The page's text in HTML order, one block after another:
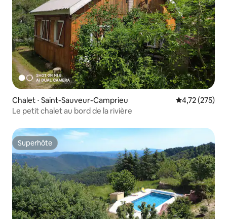
Chalet ⋅ Saint-Sauveur-Camprieu Évaluation
4,72 (275)
Le petit chalet au bord de la rivière
Superhôte
Superhôte